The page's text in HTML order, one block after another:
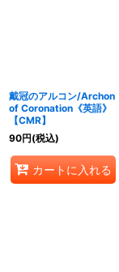
戴冠のアルコン/Archon
of Coronation《英語》
【CMR】
90円(税込)
カートに入れる